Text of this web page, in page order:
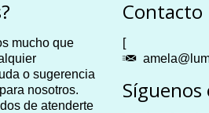
mucho que
o sugerencia
nosotros.
de atenderte
Contacto
[
Síguenos